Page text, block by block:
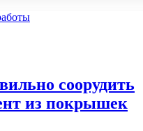
соорудить
из покрышек